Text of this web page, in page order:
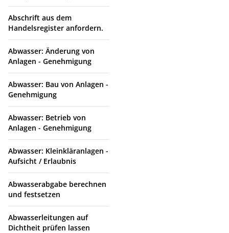
Abschrift aus dem
Handelsregister anfordern.
Abwasser: Änderung von
Anlagen - Genehmigung
Abwasser: Bau von Anlagen -
Genehmigung
Abwasser: Betrieb von
Anlagen - Genehmigung
Abwasser: Kleinkläranlagen -
Aufsicht / Erlaubnis
Abwasserabgabe berechnen
und festsetzen
Abwasserleitungen auf
Dichtheit prüfen lassen